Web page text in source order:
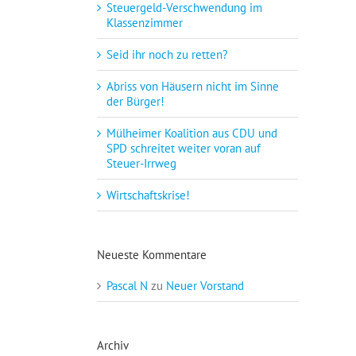
Steuergeld-Verschwendung im
Klassenzimmer
Seid ihr noch zu retten?
Abriss von Häusern nicht im Sinne
der Bürger!
Mülheimer Koalition aus CDU und
SPD schreitet weiter voran auf
Steuer-Irrweg
Wirtschaftskrise!
Neueste Kommentare
Pascal N zu Neuer Vorstand
Archiv